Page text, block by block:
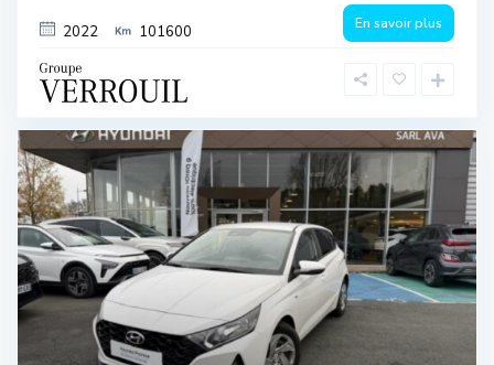
2022 101600 En savoir plus